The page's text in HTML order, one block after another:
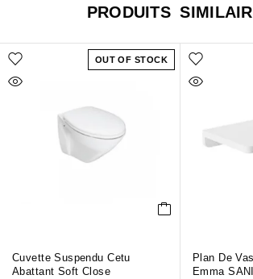
PRODUITS
OUT OF STOCK
Cuvette Suspendu Cetu
Abattant Soft Close
Plan De
Emma